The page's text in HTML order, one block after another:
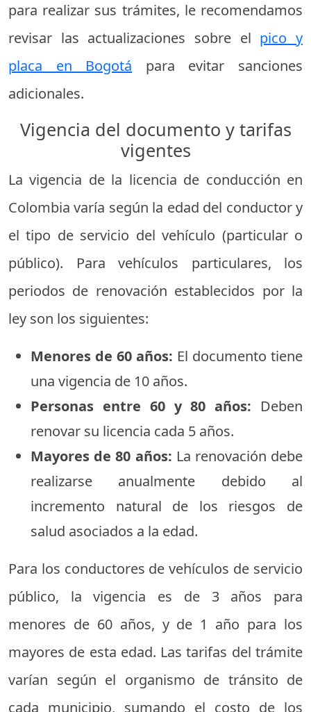
para realizar sus trámites, le recomendamos
revisar las actualizaciones sobre el pico y
placa en Bogotá para evitar sanciones
adicionales.
Vigencia del documento y tarifas
vigentes
La vigencia de la licencia de conducción en
Colombia varía según la edad del conductor y
el tipo de servicio del vehículo (particular o
público). Para vehículos particulares, los
periodos de renovación establecidos por la
ley son los siguientes:
Menores de 60 años: El documento tiene
una vigencia de 10 años.
Personas entre 60 y 80 años: Deben
renovar su licencia cada 5 años.
Mayores de 80 años: La renovación debe
realizarse anualmente debido al
incremento natural de los riesgos de
salud asociados a la edad.
Para los conductores de vehículos de servicio
público, la vigencia es de 3 años para
menores de 60 años, y de 1 año para los
mayores de esta edad. Las tarifas del trámite
varían según el organismo de tránsito de
cada municipio, sumando el costo de los